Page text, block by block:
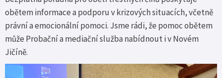
obětem informace a podporu v krizových situacích, včetně
právní a emocionální pomoci. Jsme rádi, že pomoc obětem
může Probační a mediační služba nabídnout i v Novém
Jičíně.